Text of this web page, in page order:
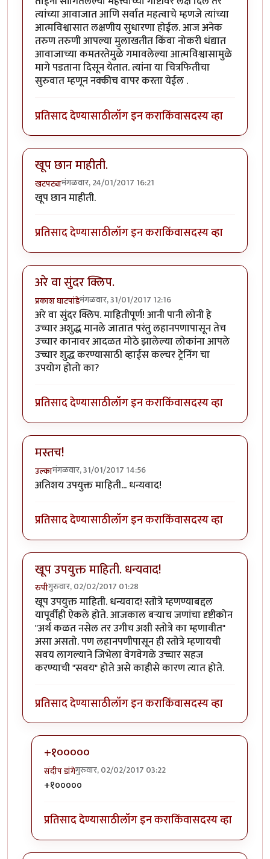
त्यांच्या आवाजात आणि सर्वात महत्वाचे म्हणजे त्यांच्या
आत्मविश्वासात लक्षणीय सुधारणा होईल. आज अनेक
तरुण तरुणी आपल्या मुलाखतीत किंवा नोकरी धंद्यात
आवाजाच्या कमतरतेमुळे गमावलेल्या आत्मविश्वासामुळे
मागे पडताना दिसून येतात. त्यांना या चित्रफितीचा
सुरुवात म्हणून नक्कीच वापर करता येईल .
प्रतिसाद देण्यासाठीलॉग इन कराकिंवासदस्य व्हा
खूप छान माहीती.
खटपट्यामंगळवार, 24/01/2017 16:21
खूप छान माहीती.
प्रतिसाद देण्यासाठीलॉग इन कराकिंवासदस्य व्हा
अरे वा सुंदर क्लिप.
प्रकाश घाटपांडेमंगळवार, 31/01/2017 12:16
अरे वा सुंदर क्लिप. माहितीपूर्ण! आनी पानी लोनी हे
उच्चार अशुद्ध मानले जातात परंतु लहानपणापासून तेच
उच्चार कानावर आदळत मोठे झालेल्या लोकांना आपले
उच्चार शुद्ध करण्यासाठी व्हाईस कल्चर ट्रेनिंग चा
उपयोग होतो का?
प्रतिसाद देण्यासाठीलॉग इन कराकिंवासदस्य व्हा
मस्तच!
उल्कामंगळवार, 31/01/2017 14:56
अतिशय उपयुक्त माहिती... धन्यवाद!
प्रतिसाद देण्यासाठीलॉग इन कराकिंवासदस्य व्हा
खूप उपयुक्त माहिती. धन्यवाद!
रुपीगुरुवार, 02/02/2017 01:28
खूप उपयुक्त माहिती. धन्यवाद! स्तोत्रे म्हणण्याबद्दल
यापूर्वीही ऐकले होते. आजकाल बर्‍याच जणांचा दृष्टीकोन
"अर्थ कळत नसेल तर उगीच अशी स्तोत्रे का म्हणावीत"
असा असतो. पण लहानपणीपासून ही स्तोत्रे म्हणायची
सवय लागल्याने जिभेला वेगवेगळे उच्चार सहज
करण्याची "सवय" होते असे काहीसे कारण त्यात होते.
प्रतिसाद देण्यासाठीलॉग इन कराकिंवासदस्य व्हा
+१०००००
संदीप डांगेगुरुवार, 02/02/2017 03:22
In reply to
+१०००००
प्रतिसाद देण्यासाठीलॉग इन कराकिंवासदस्य व्हा